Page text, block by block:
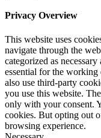
Privacy Overview
This website uses
navigate through the
categorized as
essential for the
also use third-party
you use this website.
only with your consent.
cookies. But opting out
browsing experience.